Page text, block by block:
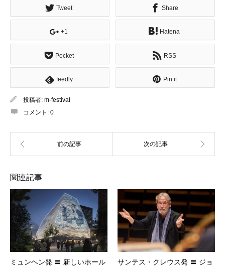
Tweet Share
+1 Hatena
Pocket RSS
feedly Pin it
投稿者: m-festival
コメント: 0
関連記事
ミュンヘン発 〓 新しいホール
サンテス・クレウス発 〓 ジョ